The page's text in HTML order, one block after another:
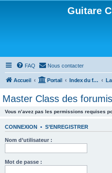
Guitare
FAQ Nous contacter
Accueil Portail Index du forum
Master Class des
Vous n’avez pas les permissions requises
CONNEXION • S’ENREGISTRER
Nom d’utilisateur :
Mot de passe :